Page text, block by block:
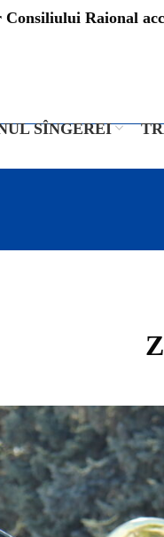
Raional
SÎNGEREI